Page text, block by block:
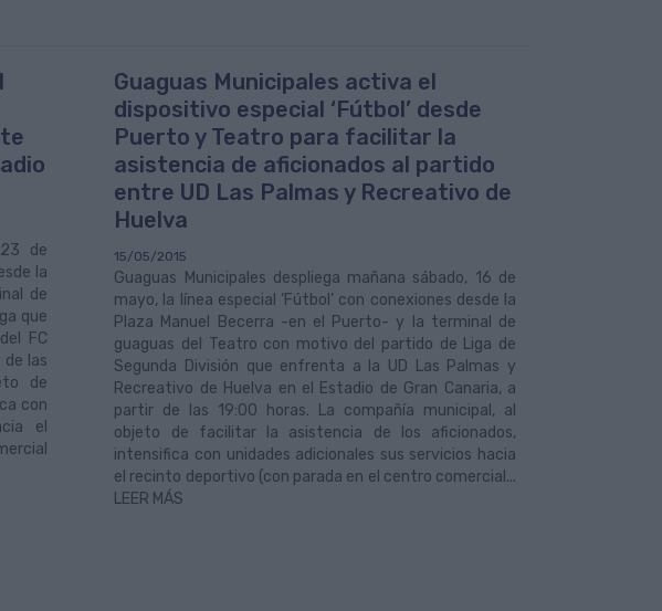
de
la
de
que
FC
las
de
con
el
Guaguas Municipales activa el
dispositivo especial ‘Fútbol’ desde
Puerto y Teatro para facilitar la
asistencia de aficionados al partido
entre UD Las Palmas y Recreativo de
Huelva
15/05/2015
Guaguas Municipales despliega mañana sábado, 16 de
mayo, la línea especial ‘Fútbol’ con conexiones desde la
Plaza Manuel Becerra -en el Puerto- y la terminal de
guaguas del Teatro con motivo del partido de Liga de
Segunda División que enfrenta a la UD Las Palmas y
Recreativo de Huelva en el Estadio de Gran Canaria, a
partir de las 19:00 horas. La compañía municipal, al
objeto de facilitar la asistencia de los aficionados,
intensifica con unidades adicionales sus servicios hacia
el recinto deportivo (con parada en el centro comercial...
LEER MÁS